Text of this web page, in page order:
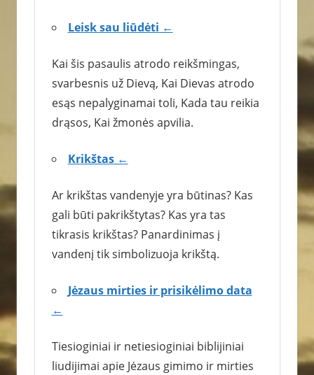
Leisk sau liūdėti ←
Kai šis pasaulis atrodo reikšmingas,
svarbesnis už Dievą, Kai Dievas atrodo
esąs nepalyginamai toli, Kada tau reikia
drąsos, Kai žmonės apvilia.
Krikštas ←
Ar krikštas vandenyje yra būtinas? Kas
gali būti pakrikštytas? Kas yra tas
tikrasis krikštas? Panardinimas į
vandenį tik simbolizuoja krikštą.
Jėzaus mirties ir prisikėlimo data
←
Tiesioginiai ir netiesioginiai biblijiniai
liudijimai apie Jėzaus gimimo ir mirties